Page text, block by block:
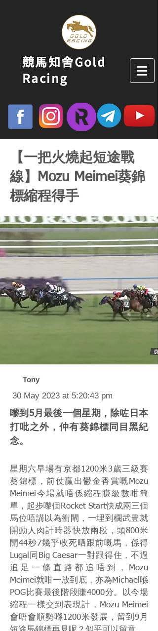
競馬知舍Gold
Racing
【一把火燒起短途戰
線】Mozu Meimei葵錦
標縮程得手
Tony
30 May 2023 at 5:20:43 pm
嚟到5月最後一個星期，除咗日本
打吡之外，仲有葵錦標同目黑紀
念。
星期六早場有京都1200米3歲三級賽
葵錦標，前仗贏出鬱金香賞嘅Mozu
Meimei今場就唔係縮程賺級數咁簡
單，起步嚟個Rocket Start快成兩三個
馬位唔講以為衝閘，一埋到欄武豊就
開動人肉計時器快放兩段，頭800米
開44秒7幾乎收死晒跟前嘅馬，係得
Lugal同Big Caesar一對跟得住，不過
追足一條直路都追唔到，Mozu
Meimei就咁一放到底，亦為Michael喺
POG比賽最後階段賺4000分。以今場
縮程一樣交到表現計，Mozu Meimei
會唔會順勢喺1200米發展，留到9月